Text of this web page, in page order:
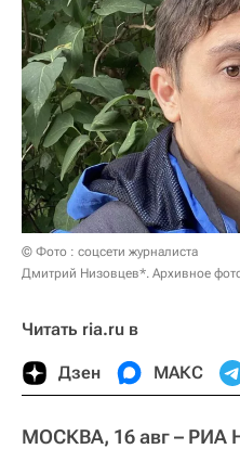
© Фото : соцсети журналиста
Дмитрий Низовцев*. Архивное
Читать ria.ru в
Дзен МАКС
МОСКВА, 16 авг – РИА